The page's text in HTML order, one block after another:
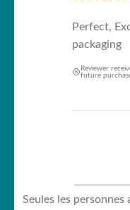
Perfect,
packaging
Reviewer
future
Seules les